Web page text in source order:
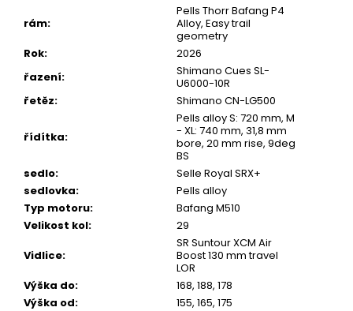
rám:
Pells Thorr Bafang P4
Alloy, Easy trail
geometry
Rok:
2026
řazení:
Shimano Cues SL-
U6000-10R
řetěz: Shimano CN-LG500
řídítka:
Pells alloy S: 720 mm, M
- XL: 740 mm, 31,8 mm
bore, 20 mm rise, 9deg
BS
sedlo:
Selle Royal SRX+
sedlovka:
Pells alloy
Typ motoru:
Bafang M510
Velikost kol:
29
Vidlice:
SR Suntour XCM Air
Boost 130 mm travel
LOR
Výška do:
168, 188, 178
Výška od:
155, 165, 175